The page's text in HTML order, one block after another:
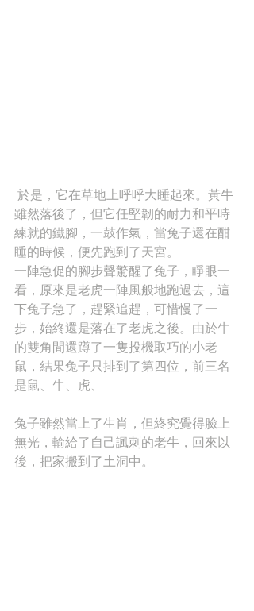
雖然落後了，但它任堅韌的耐力和平時
練就的鐵腳，一鼓作氣，當兔子還在酣
睡的時候，便先跑到了天宮。
一陣急促的腳步聲驚醒了兔子，睜眼一
看，原來是老虎一陣風般地跑過去，這
下兔子急了，趕緊追趕，可惜慢了一
步，始終還是落在了老虎之後。由於牛
的雙角間還蹲了一隻投機取巧的小老
鼠，結果兔子只排到了第四位，前三名
是鼠、牛、虎、
兔子雖然當上了生肖，但終究覺得臉上
無光，輸給了自己諷刺的老牛，回來以
後，把家搬到了土洞中。